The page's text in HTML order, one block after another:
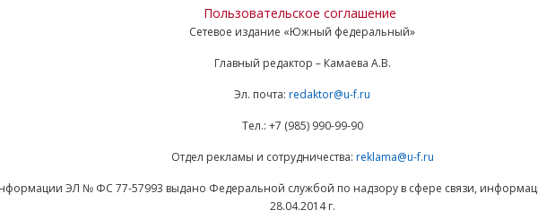
Пользовательское соглашение
Сетевое издание «Южный федеральный»
Главный редактор – Камаева А.В.
Эл. почта: redaktor@u-f.ru
Тел.: +7 (985) 990-99-90
Отдел рекламы и сотрудничества: reklama@u-f.ru
ЭЛ № ФС 77-57993 выдано Федеральной службой по надзору в сфере связи,
28.04.2014 г.